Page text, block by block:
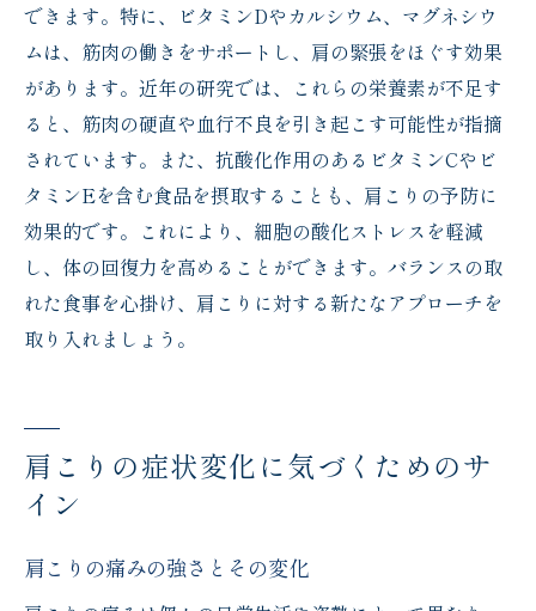
できます。特に、ビタミンDやカルシウム、マグネシウ
ムは、筋肉の働きをサポートし、肩の緊張をほぐす効果
があります。近年の研究では、これらの栄養素が不足す
ると、筋肉の硬直や血行不良を引き起こす可能性が指摘
されています。また、抗酸化作用のあるビタミンCやビ
タミンEを含む食品を摂取することも、肩こりの予防に
効果的です。これにより、細胞の酸化ストレスを軽減
し、体の回復力を高めることができます。バランスの取
れた食事を心掛け、肩こりに対する新たなアプローチを
取り入れましょう。
肩こりの症状変化に気づくためのサ
イン
肩こりの痛みの強さとその変化